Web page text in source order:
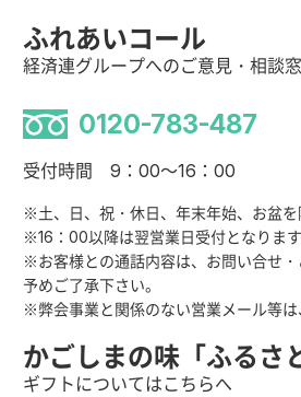
ふれあいコール
経済連グループへのご意見・相談
0120-783-487
受付時間 9：00～16：00
※土、日、祝・休日、年末年始、お盆を
※16：00以降は翌営業日受付となります
※お客様との通話内容は、お問い合せ・
予めご了承下さい。
※弊会事業と関係のない営業メール等は
かごしまの味「ふるさ
ギフトについてはこちらへ